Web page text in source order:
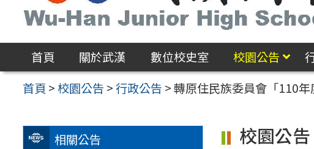
區
首頁 關於武漢 數位校史室 校園公告
首頁 >校園公告 >行政公告 >轉原住民族委員會「110年
相關公告 校園公告